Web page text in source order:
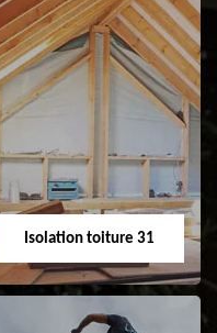
Nettoyage et pose
Isolation toiture 31